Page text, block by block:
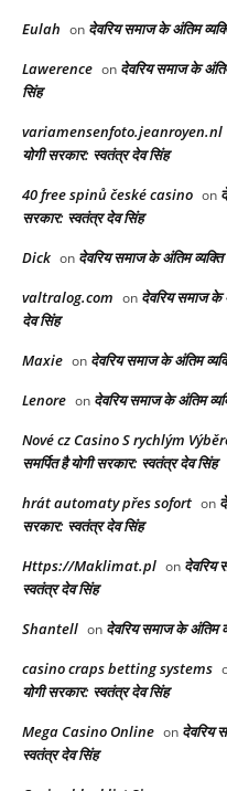
Eulah on देवरिय समाज के अंतिम
Lawerence on देवरिय समाज के
सिंह
variamensenfoto.jeanroyen.nl
योगी सरकार: स्वतंत्र देव सिंह
40 free spinů české casino on
सरकार: स्वतंत्र देव सिंह
Dick on देवरिय समाज के अंतिम व्यक्ति
valtralog.com on देवरिय समाज के
देव सिंह
Maxie on देवरिय समाज के अंतिम
Lenore on देवरिय समाज के अंतिम
Nové cz Casino S rychlým
समर्पित है योगी सरकार: स्वतंत्र देव सिंह
hrát automaty přes sofort on
सरकार: स्वतंत्र देव सिंह
Https://Maklimat.pl on देवरिय
स्वतंत्र देव सिंह
Shantell on देवरिय समाज के अंतिम
casino craps betting systems
योगी सरकार: स्वतंत्र देव सिंह
Mega Casino Online on देवरिय
स्वतंत्र देव सिंह